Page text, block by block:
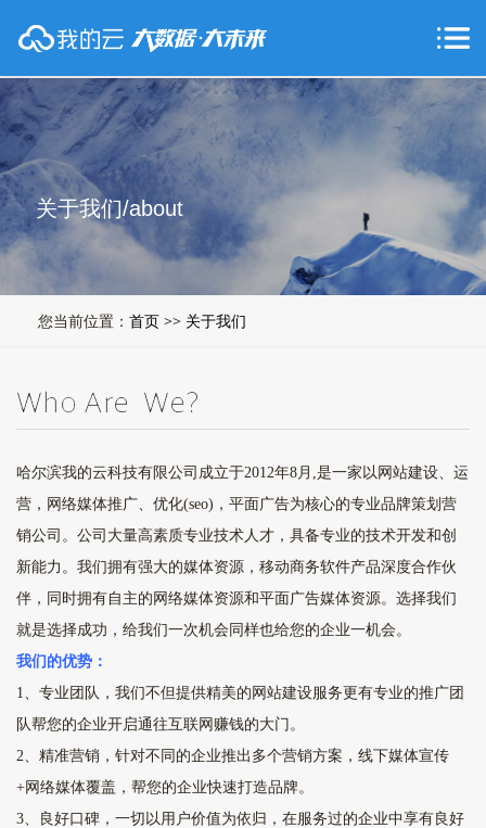
关于我们/about
您当前位置： 首页 >> 关于我们
哈尔滨我的云科技有限公司成立于2012年8月,是一家以网站建设、运
营，网络媒体推广、优化(seo)，平面广告为核心的专业品牌策划营
销公司。公司大量高素质专业技术人才，具备专业的技术开发和创
新能力。我们拥有强大的媒体资源，移动商务软件产品深度合作伙
伴，同时拥有自主的网络媒体资源和平面广告媒体资源。选择我们
就是选择成功，给我们一次机会同样也给您的企业一机会。
我们的优势：
1、专业团队，我们不但提供精美的网站建设服务更有专业的推广团
队帮您的企业开启通往互联网赚钱的大门。
2、精准营销，针对不同的企业推出多个营销方案，线下媒体宣传
+网络媒体覆盖，帮您的企业快速打造品牌。
3、良好口碑，一切以用户价值为依归，在服务过的企业中享有良好